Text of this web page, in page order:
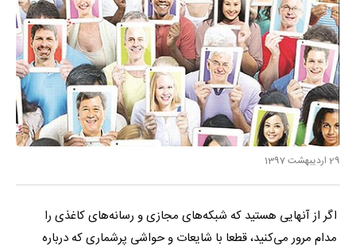
29 اردیبهشت 1397
اگر از آنهایی هستید که شبکه‌های مجازی و رسانه‌های کاغذی را
مدام مرور می‌کنید، قطعا با شایعات و حواشی پرشماری که درباره